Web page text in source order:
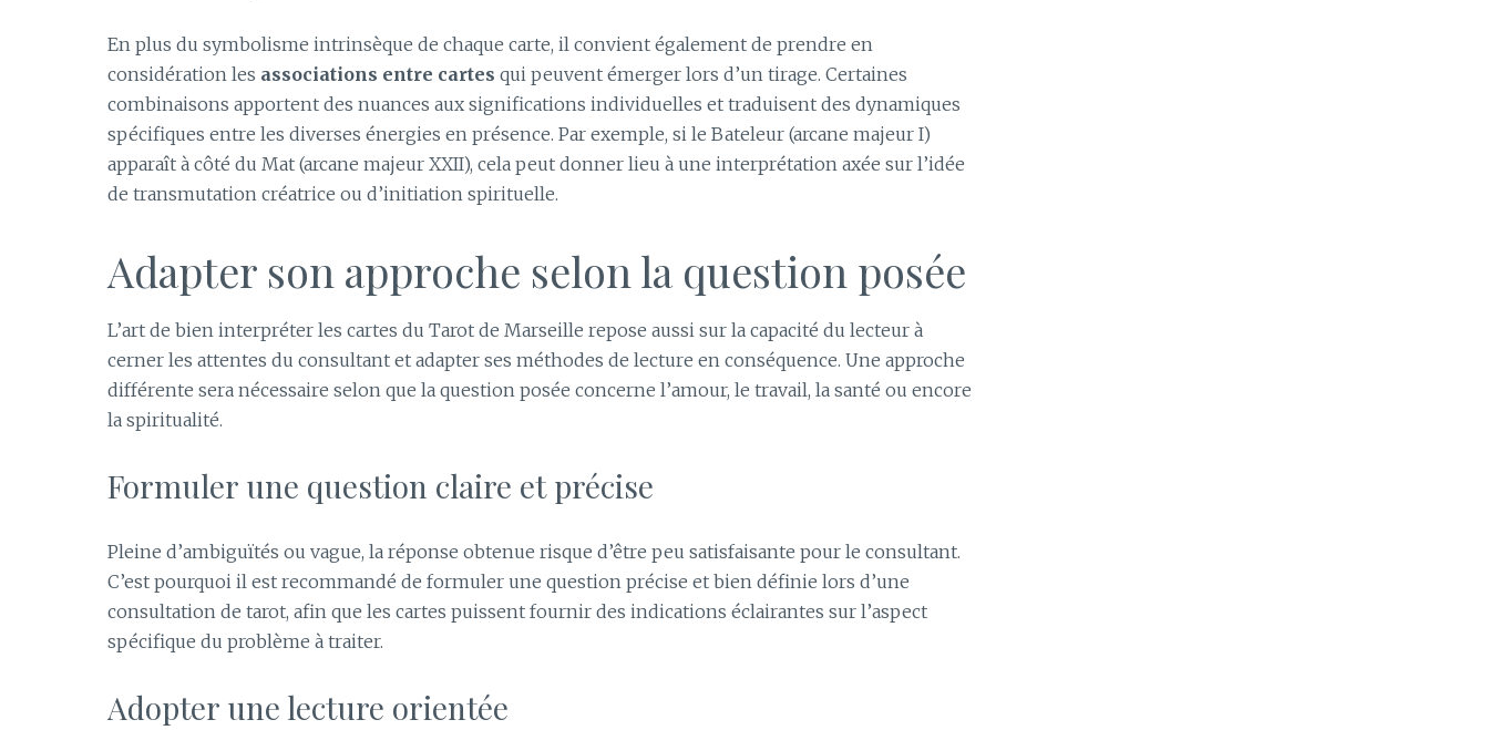
En plus du symbolisme intrinsèque de chaque carte, il convient également de prendre en
considération les associations entre cartes qui peuvent émerger lors d’un tirage. Certaines
combinaisons apportent des nuances aux significations individuelles et traduisent des dynamiques
spécifiques entre les diverses énergies en présence. Par exemple, si le Bateleur (arcane majeur I)
apparaît à côté du Mat (arcane majeur XXII), cela peut donner lieu à une interprétation axée sur l’idée
de transmutation créatrice ou d’initiation spirituelle.
Adapter son approche selon la question posée
L’art de bien interpréter les cartes du Tarot de Marseille repose aussi sur la capacité du lecteur à
cerner les attentes du consultant et adapter ses méthodes de lecture en conséquence. Une approche
différente sera nécessaire selon que la question posée concerne l’amour, le travail, la santé ou encore
la spiritualité.
Formuler une question claire et précise
Pleine d’ambiguïtés ou vague, la réponse obtenue risque d’être peu satisfaisante pour le consultant.
C’est pourquoi il est recommandé de formuler une question précise et bien définie lors d’une
consultation de tarot, afin que les cartes puissent fournir des indications éclairantes sur l’aspect
spécifique du problème à traiter.
Adopter une lecture orientée